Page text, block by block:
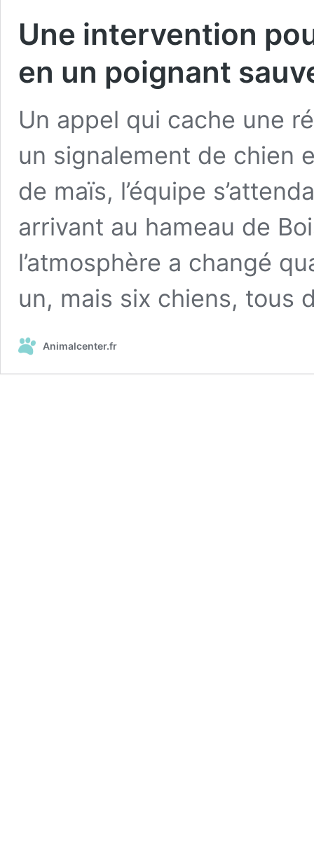
Une intervention
en un poignant
Un appel qui cache une
un signalement de chien
de maïs, l’équipe
arrivant au hameau de
l’atmosphère a changé
un, mais six chiens, tous
Animalcenter.fr